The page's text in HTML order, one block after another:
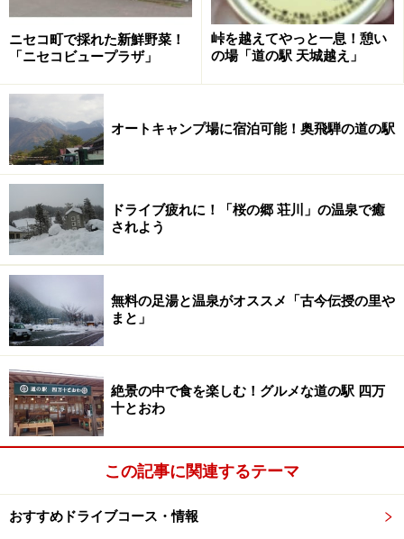
ニセコ町で採れた新鮮野菜！
「ニセコビュープラザ」
峠を越えてやっと一息！憩い
の場「道の駅 天城越え」
オートキャンプ場に宿泊可能！奥飛騨の道の駅
ドライブ疲れに！「桜の郷 荘川」の温泉で癒
されよう
無料の足湯と温泉がオススメ「古今伝授の里や
まと」
絶景の中で食を楽しむ！グルメな道の駅 四万
十とおわ
この記事に関連するテーマ
おすすめドライブコース・情報